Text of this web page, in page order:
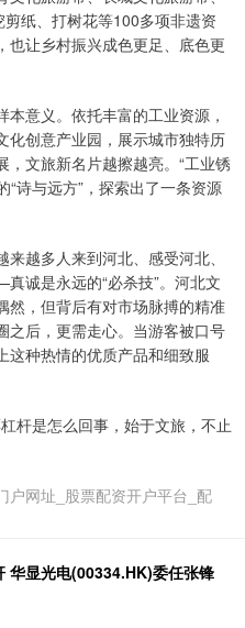
剪纸、打树花等100多项非遗资
也让乡村振兴成色更足、底色更
意义。依托丰富的工业资源，
化创意产业园，展示城市独特历
文旅新名片越擦越亮。“工业锈
“诗与远方”，探索出了一条资源
越多人来到河北、感受河北、
诚是永远的“必杀技”。河北文
然，但背后有对市场脉搏的精准
之后，更需走心。当游客被口号
这种热情的优质产品和细致服
杆是怎么回事，始于文旅，不止
户网址_股票配资开户平台_配
华显光电(00334.HK)委任张锋